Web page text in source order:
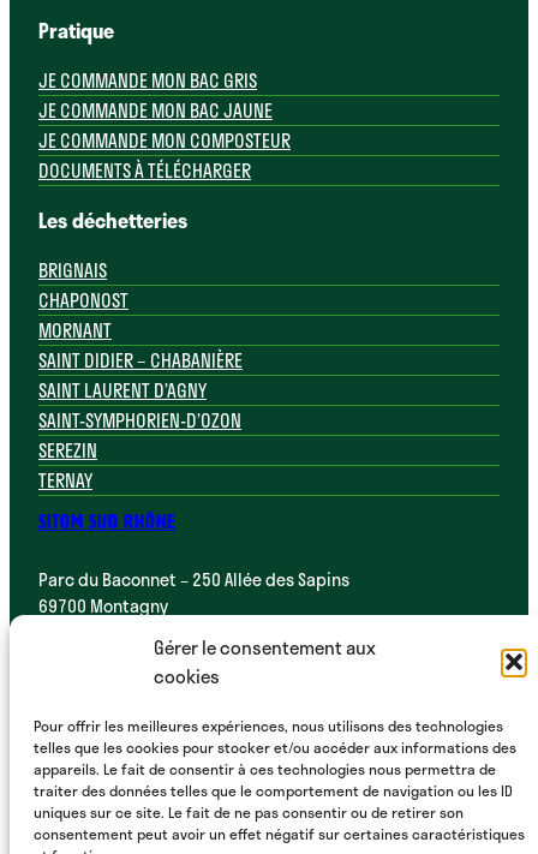
Gérer le consentement aux
cookies
Pour offrir les meilleures expériences, nous utilisons des technologies
telles que les cookies pour stocker et/ou accéder aux informations des
appareils. Le fait de consentir à ces technologies nous permettra de
traiter des données telles que le comportement de navigation ou les ID
uniques sur ce site. Le fait de ne pas consentir ou de retirer son
consentement peut avoir un effet négatif sur certaines caractéristiques
SITOM SUD RHÔNE
Parc du Baconnet – 250 Allée des Sapins
69700 Montagny
04 72 31 90 88
Les déchetteries
BRIGNAIS
CHAPONOST
MORNANT
SAINT DIDIER – CHABANIÈRE
SAINT LAURENT D’AGNY
SAINT-SYMPHORIEN-D’OZON
SEREZIN
TERNAY
Pratique
JE COMMANDE MON BAC GRIS
JE COMMANDE MON BAC JAUNE
JE COMMANDE MON COMPOSTEUR
DOCUMENTS À TÉLÉCHARGER